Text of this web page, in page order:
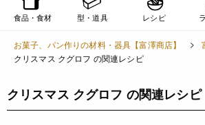
食品・食材 型・道具 レシピ
お菓子、パン作りの材料・器具【富澤商店】
クリスマス クグロフ の関連レシピ
クリスマス クグロフ の関連レシピ